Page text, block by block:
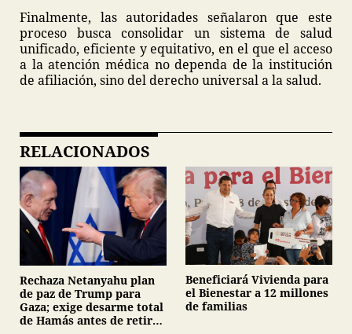
Finalmente, las autoridades señalaron que este
proceso busca consolidar un sistema de salud
unificado, eficiente y equitativo, en el que el acceso
a la atención médica no dependa de la institución
de afiliación, sino del derecho universal a la salud.
RELACIONADOS
Rechaza Netanyahu plan
de paz de Trump para
Gaza; exige desarme total
de Hamás antes de retirar
Beneficiará Vivienda para
el Bienestar a 12 millones
de familias